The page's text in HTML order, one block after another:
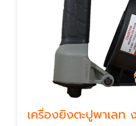
เครื่องยิงตะปูพาเลท